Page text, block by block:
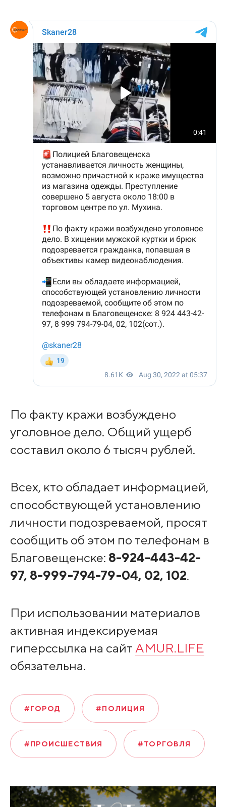
По факту кражи возбуждено
уголовное дело. Общий ущерб
составил около 6 тысяч рублей.
Всех, кто обладает информацией,
способствующей установлению
личности подозреваемой, просят
сообщить об этом по телефонам в
Благовещенске: 8-924-443-42-
97, 8-999-794-79-04, 02, 102.
При использовании материалов
активная индексируемая
гиперссылка на сайт AMUR.LIFE
обязательна.
#ГОРОД #ПОЛИЦИЯ
#ПРОИСШЕСТВИЯ #ТОРГОВЛЯ